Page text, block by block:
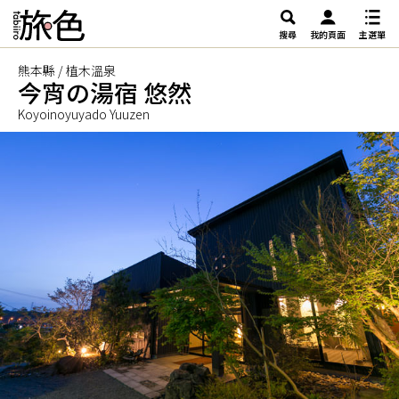
搜尋 我的頁面 主選單
熊本縣 / 植木溫泉
今宵の湯宿 悠然
Koyoinoyuyado Yuuzen